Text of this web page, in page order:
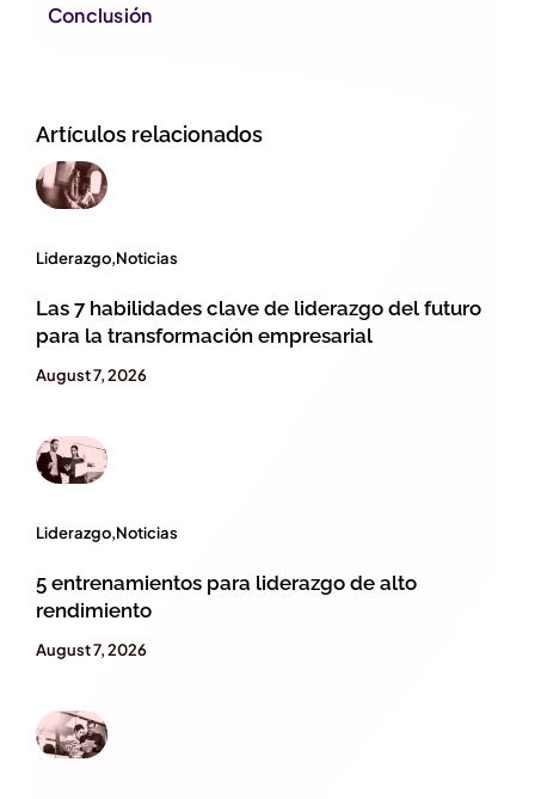
Conclusión
Artículos relacionados
Liderazgo,Noticias
Las 7 habilidades clave de liderazgo del futuro
para la transformación empresarial
August 7, 2026
Liderazgo,Noticias
5 entrenamientos para liderazgo de alto
rendimiento
August 7, 2026